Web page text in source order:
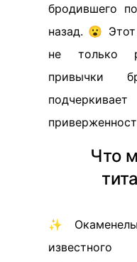
бродившего
назад. 😮 Этот
не только
привычки
Что
✨